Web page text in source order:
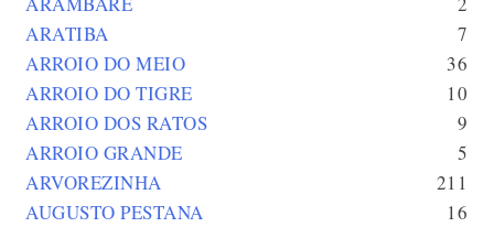
ARATIBA
7
ARROIO DO MEIO
36
ARROIO DO TIGRE
10
ARROIO DOS RATOS
9
ARROIO GRANDE
5
ARVOREZINHA
211
AUGUSTO PESTANA
16